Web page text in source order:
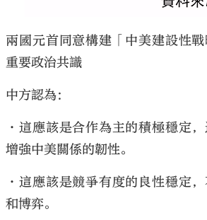
兩國元首同意構建「中美建設性
重要政治共識
中方認為：
•這應該是合作為主的積極穩定
增強中美關係的韌性。
•這應該是競爭有度的良性穩定
和博弈。